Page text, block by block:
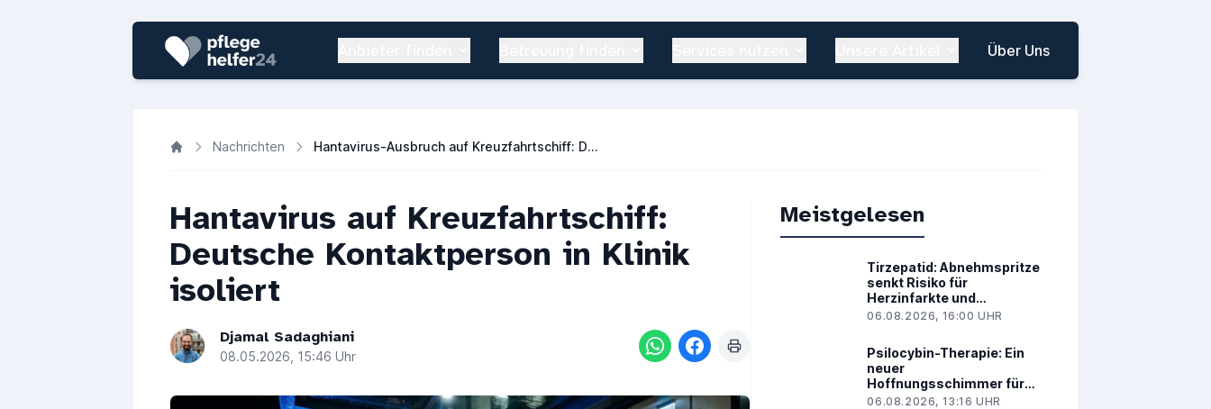
Über Uns
Nachrichten Hantavirus-Ausbruch auf Kreuzfahrtschiff: Deutsche in Düsseldorfer Klinik
Hantavirus auf Kreuzfahrtschiff:
Deutsche Kontaktperson in Klinik
isoliert
Djamal Sadaghiani
08.05.2026, 15:46 Uhr
Meistgelesen
Tirzepatid: Abnehmspritze
senkt Risiko für
Herzinfarkte und
Infektionen drastisch
06.08.2026, 16:00 UHR
Psilocybin-Therapie: Ein
neuer
Hoffnungsschimmer für
schwere PTBS-Fälle
06.08.2026, 13:16 UHR